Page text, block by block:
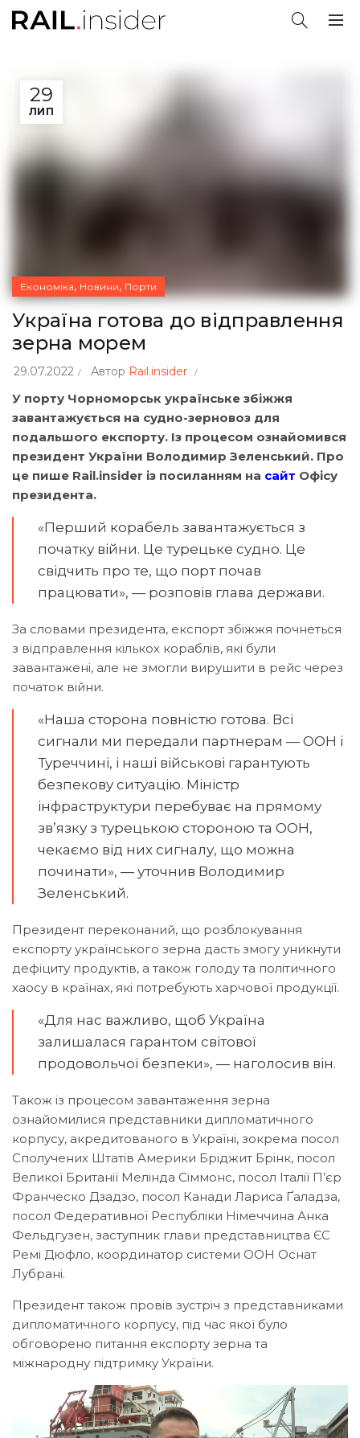
29
ЛИП
Економіка, Новини, Порти
Україна готова до відправлення
зерна морем
29.07.2022 Автор Rail.insider
У порту Чорноморськ українське збіжжя
завантажується на судно-зерновоз для
подальшого експорту. Із процесом ознайомився
президент України Володимир Зеленський. Про
це пише Rail.insider із посиланням на сайт Офісу
президента.
«Перший корабель завантажується з
початку війни. Це турецьке судно. Це
свідчить про те, що порт почав
працювати», — розповів глава держави.
За словами президента, експорт збіжжя почнеться
з відправлення кількох кораблів, які були
завантажені, але не змогли вирушити в рейс через
початок війни.
«Наша сторона повністю готова. Всі
сигнали ми передали партнерам — ООН і
Туреччині, і наші військові гарантують
безпекову ситуацію. Міністр
інфраструктури перебуває на прямому
зв’язку з турецькою стороною та ООН,
чекаємо від них сигналу, що можна
починати», — уточнив Володимир
Зеленський.
Президент переконаний, що розблокування
експорту українського зерна дасть змогу уникнути
дефіциту продуктів, а також голоду та політичного
хаосу в країнах, які потребують харчової продукції.
«Для нас важливо, щоб Україна
залишалася гарантом світової
продовольчої безпеки», — наголосив він.
Також із процесом завантаження зерна
ознайомилися представники дипломатичного
корпусу, акредитованого в Україні, зокрема посол
Сполучених Штатів Америки Бріджит Брінк, посол
Великої Британії Мелінда Сіммонс, посол Італії П’єр
Франческо Дзадзо, посол Канади Лариса Ґаладза,
посол Федеративної Республіки Німеччина Анка
Фельдгузен, заступник глави представництва ЄС
Ремі Дюфло, координатор системи ООН Оснат
Лубрані.
Президент також провів зустріч з представниками
дипломатичного корпусу, під час якої було
обговорено питання експорту зерна та
міжнародну підтримку України.
Відеопрогравач